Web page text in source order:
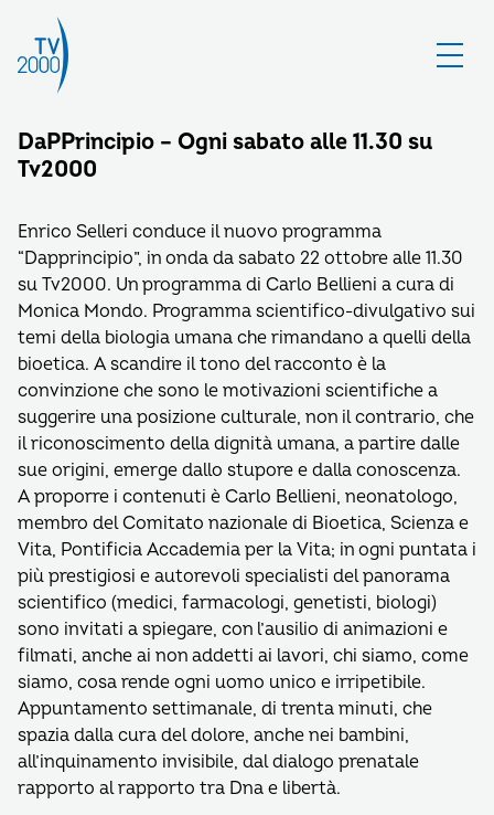
DaPPrincipio – Ogni sabato alle 11.30 su
Tv2000
Enrico Selleri conduce il nuovo programma
“Dapprincipio”, in onda da sabato 22 ottobre alle 11.30
su Tv2000. Un programma di Carlo Bellieni a cura di
Monica Mondo. Programma scientifico-divulgativo sui
temi della biologia umana che rimandano a quelli della
bioetica. A scandire il tono del racconto è la
convinzione che sono le motivazioni scientifiche a
suggerire una posizione culturale, non il contrario, che
il riconoscimento della dignità umana, a partire dalle
sue origini, emerge dallo stupore e dalla conoscenza.
A proporre i contenuti è Carlo Bellieni, neonatologo,
membro del Comitato nazionale di Bioetica, Scienza e
Vita, Pontificia Accademia per la Vita; in ogni puntata i
più prestigiosi e autorevoli specialisti del panorama
scientifico (medici, farmacologi, genetisti, biologi)
sono invitati a spiegare, con l’ausilio di animazioni e
filmati, anche ai non addetti ai lavori, chi siamo, come
siamo, cosa rende ogni uomo unico e irripetibile.
Appuntamento settimanale, di trenta minuti, che
spazia dalla cura del dolore, anche nei bambini,
all’inquinamento invisibile, dal dialogo prenatale
rapporto al rapporto tra Dna e libertà.